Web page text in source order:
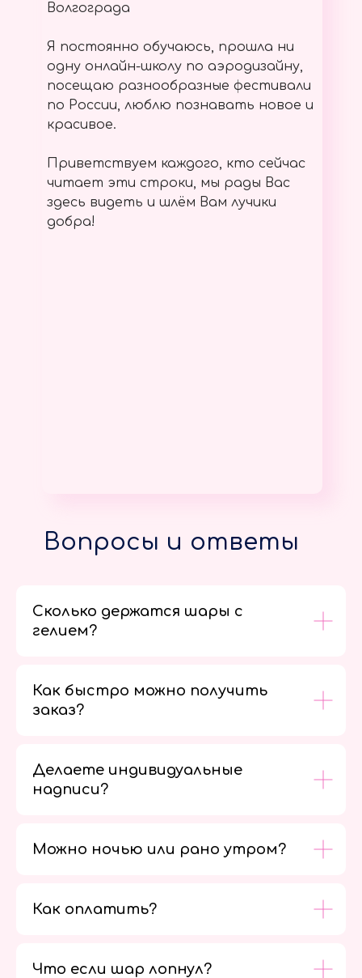
Волгограда
Я постоянно обучаюсь, прошла ни
одну онлайн-школу по аэродизайну,
посещаю разнообразные фестивали
по России, люблю познавать новое и
красивое.
Приветствуем каждого, кто сейчас
читает эти строки, мы рады Вас
здесь видеть и шлём Вам лучики
добра!
Вопросы и ответы
Сколько держатся шары с
гелием?
Как быстро можно получить
заказ?
Делаете индивидуальные
надписи?
Можно ночью или рано утром?
Как оплатить?
Что если шар лопнул?